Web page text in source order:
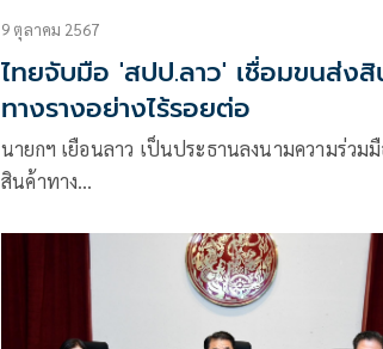
9 ตุลาคม 2567
ไทยจับมือ 'สปป.ลาว' เชื่อมขนส่งสิ
ทางรางอย่างไร้รอยต่อ
นายกฯ เยือนลาว เป็นประธานลงนามความร่วม
สินค้าทาง…